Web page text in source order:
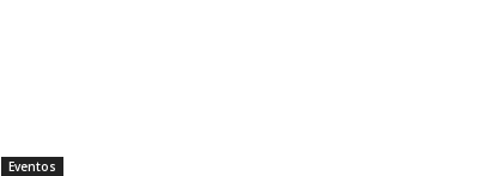
Eventos